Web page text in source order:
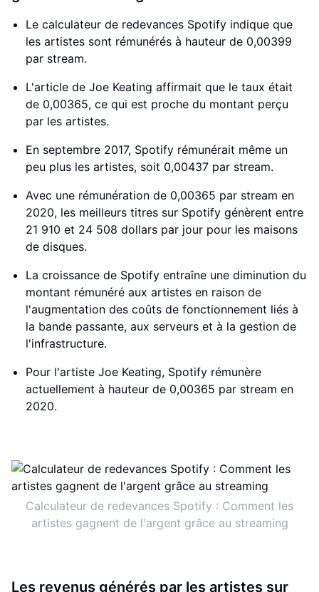
Le calculateur de redevances Spotify indique que
les artistes sont rémunérés à hauteur de 0,00399
par stream.
L'article de Joe Keating affirmait que le taux était
de 0,00365, ce qui est proche du montant perçu
par les artistes.
En septembre 2017, Spotify rémunérait même un
peu plus les artistes, soit 0,00437 par stream.
Avec une rémunération de 0,00365 par stream en
2020, les meilleurs titres sur Spotify génèrent entre
21 910 et 24 508 dollars par jour pour les maisons
de disques.
La croissance de Spotify entraîne une diminution du
montant rémunéré aux artistes en raison de
l'augmentation des coûts de fonctionnement liés à
la bande passante, aux serveurs et à la gestion de
l'infrastructure.
Pour l'artiste Joe Keating, Spotify rémunère
actuellement à hauteur de 0,00365 par stream en
2020.
Calculateur de redevances Spotify : Comment les
artistes gagnent de l'argent grâce au streaming
Les revenus générés par les artistes sur